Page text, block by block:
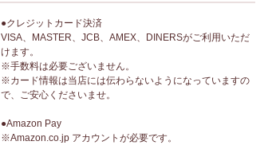
●クレジットカード決済
VISA、MASTER、JCB、AMEX、DINERSがご利用いただ
けます。
※手数料は必要ございません。
※カード情報は当店には伝わらないようになっていますの
で、ご安心くださいませ。
●Amazon Pay
※Amazon.co.jp アカウントが必要です。